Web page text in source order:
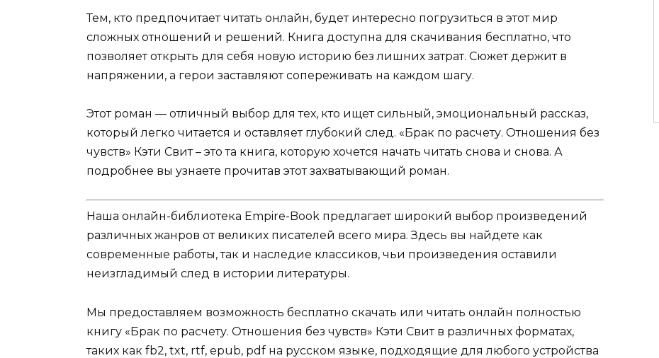
Тем, кто предпочитает читать онлайн, будет интересно погрузиться в этот мир
сложных отношений и решений. Книга доступна для скачивания бесплатно, что
позволяет открыть для себя новую историю без лишних затрат. Сюжет держит в
напряжении, а герои заставляют сопереживать на каждом шагу.
Этот роман — отличный выбор для тех, кто ищет сильный, эмоциональный рассказ,
который легко читается и оставляет глубокий след. «Брак по расчету. Отношения без
чувств» Кэти Свит – это та книга, которую хочется начать читать снова и снова. А
подробнее вы узнаете прочитав этот захватывающий роман.
Наша онлайн-библиотека Empire-Book предлагает широкий выбор произведений
различных жанров от великих писателей всего мира. Здесь вы найдете как
современные работы, так и наследие классиков, чьи произведения оставили
неизгладимый след в истории литературы.
Мы предоставляем возможность бесплатно скачать или читать онлайн полностью
книгу «Брак по расчету. Отношения без чувств» Кэти Свит в различных форматах,
таких как fb2, txt, rtf, epub, pdf на русском языке, подходящие для любого устройства